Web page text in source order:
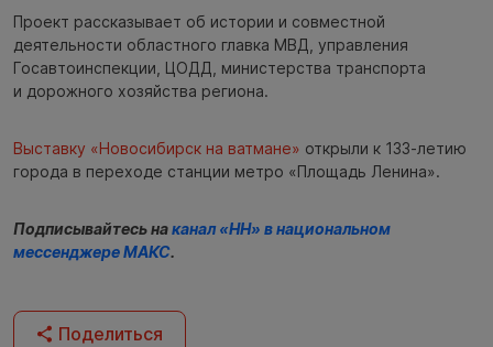
Проект рассказывает об истории и совместной
деятельности областного главка МВД, управления
Госавтоинспекции, ЦОДД, министерства транспорта
и дорожного хозяйства региона.
Выставку «Новосибирск на ватмане» открыли к 133-летию
города в переходе станции метро «Площадь Ленина».
Подписывайтесь наканал «НН» в национальном
мессенджере МАКС.
Поделиться